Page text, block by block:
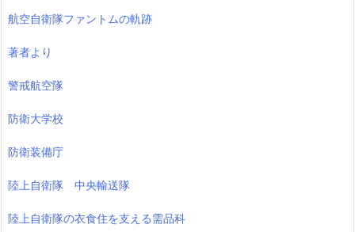
航空自衛隊ファントムの軌跡
著者より
警戒航空隊
防衛大学校
防衛装備庁
陸上自衛隊 中央輸送隊
陸上自衛隊の衣食住を支える需品科